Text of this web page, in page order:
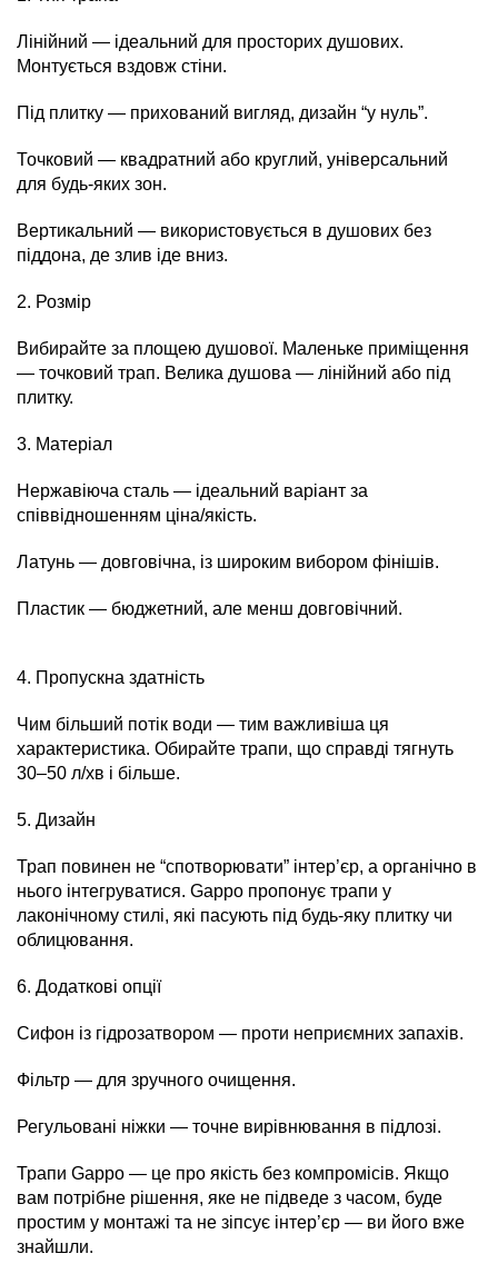
Лінійний — ідеальний для просторих душових.
Монтується вздовж стіни.
Під плитку — прихований вигляд, дизайн “у нуль”.
Точковий — квадратний або круглий, універсальний
для будь-яких зон.
Вертикальний — використовується в душових без
піддона, де злив іде вниз.
2. Розмір
Вибирайте за площею душової. Маленьке приміщення
— точковий трап. Велика душова — лінійний або під
плитку.
3. Матеріал
Нержавіюча сталь — ідеальний варіант за
співвідношенням ціна/якість.
Латунь — довговічна, із широким вибором фінішів.
Пластик — бюджетний, але менш довговічний.
4. Пропускна здатність
Чим більший потік води — тим важливіша ця
характеристика. Обирайте трапи, що справді тягнуть
30–50 л/хв і більше.
5. Дизайн
Трап повинен не “спотворювати” інтер’єр, а органічно в
нього інтегруватися. Gappo пропонує трапи у
лаконічному стилі, які пасують під будь-яку плитку чи
облицювання.
6. Додаткові опції
Сифон із гідрозатвором — проти неприємних запахів.
Фільтр — для зручного очищення.
Регульовані ніжки — точне вирівнювання в підлозі.
Трапи Gappo — це про якість без компромісів. Якщо
вам потрібне рішення, яке не підведе з часом, буде
простим у монтажі та не зіпсує інтер’єр — ви його вже
знайшли.